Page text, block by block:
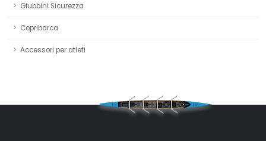
Giubbini Sicurezza
Copribarca
Accessori per atleti